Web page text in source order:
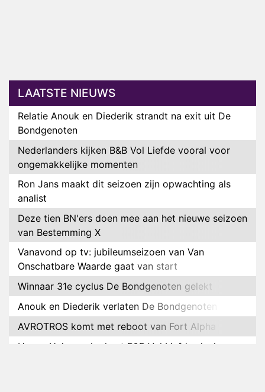
LAATSTE NIEUWS
Relatie Anouk en Diederik strandt na exit uit De
Bondgenoten
Nederlanders kijken B&B Vol Liefde vooral voor
ongemakkelijke momenten
Ron Jans maakt dit seizoen zijn opwachting als
analist
Deze tien BN'ers doen mee aan het nieuwe seizoen
van Bestemming X
Vanavond op tv: jubileumseizoen van Van
Onschatbare Waarde gaat van start
Winnaar 31e cyclus De Bondgenoten gelekt
Anouk en Diederik verlaten De Bondgenoten
AVROTROS komt met reboot van Fort Alpha
Henny Huisman herkent B&B Vol Liefde-deelnemer